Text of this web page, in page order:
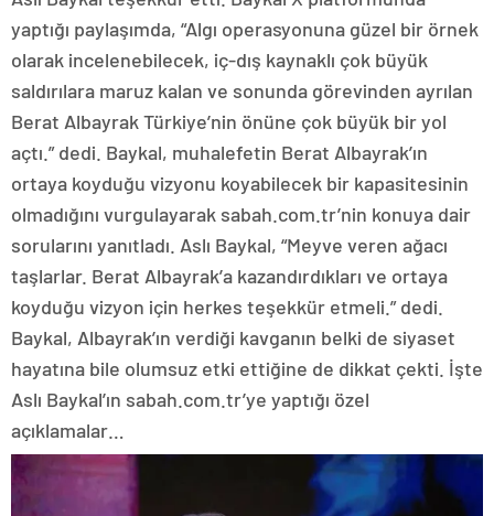
yaptığı paylaşımda, “Algı operasyonuna güzel bir örnek
olarak incelenebilecek, iç-dış kaynaklı çok büyük
saldırılara maruz kalan ve sonunda görevinden ayrılan
Berat Albayrak Türkiye’nin önüne çok büyük bir yol
açtı.” dedi. Baykal, muhalefetin Berat Albayrak’ın
ortaya koyduğu vizyonu koyabilecek bir kapasitesinin
olmadığını vurgulayarak sabah.com.tr’nin konuya dair
sorularını yanıtladı. Aslı Baykal, “Meyve veren ağacı
taşlarlar. Berat Albayrak’a kazandırdıkları ve ortaya
koyduğu vizyon için herkes teşekkür etmeli.” dedi.
Baykal, Albayrak’ın verdiği kavganın belki de siyaset
hayatına bile olumsuz etki ettiğine de dikkat çekti. İşte
Aslı Baykal’ın sabah.com.tr’ye yaptığı özel
açıklamalar…